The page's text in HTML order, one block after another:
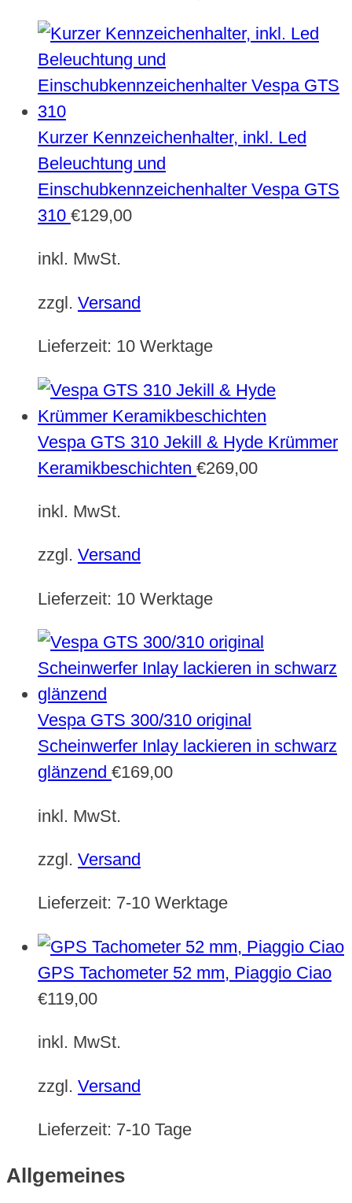
Kurzer Kennzeichenhalter, inkl. Led
Beleuchtung und
Einschubkennzeichenhalter Vespa GTS
310 €129,00
inkl. MwSt.
zzgl. Versand
Lieferzeit: 10 Werktage
Vespa GTS 310 Jekill & Hyde Krümmer
Keramikbeschichten €269,00
inkl. MwSt.
zzgl. Versand
Lieferzeit: 10 Werktage
Vespa GTS 300/310 original
Scheinwerfer Inlay lackieren in schwarz
glänzend €169,00
inkl. MwSt.
zzgl. Versand
Lieferzeit: 7-10 Werktage
GPS Tachometer 52 mm, Piaggio Ciao
€119,00
inkl. MwSt.
zzgl. Versand
Lieferzeit: 7-10 Tage
Allgemeines